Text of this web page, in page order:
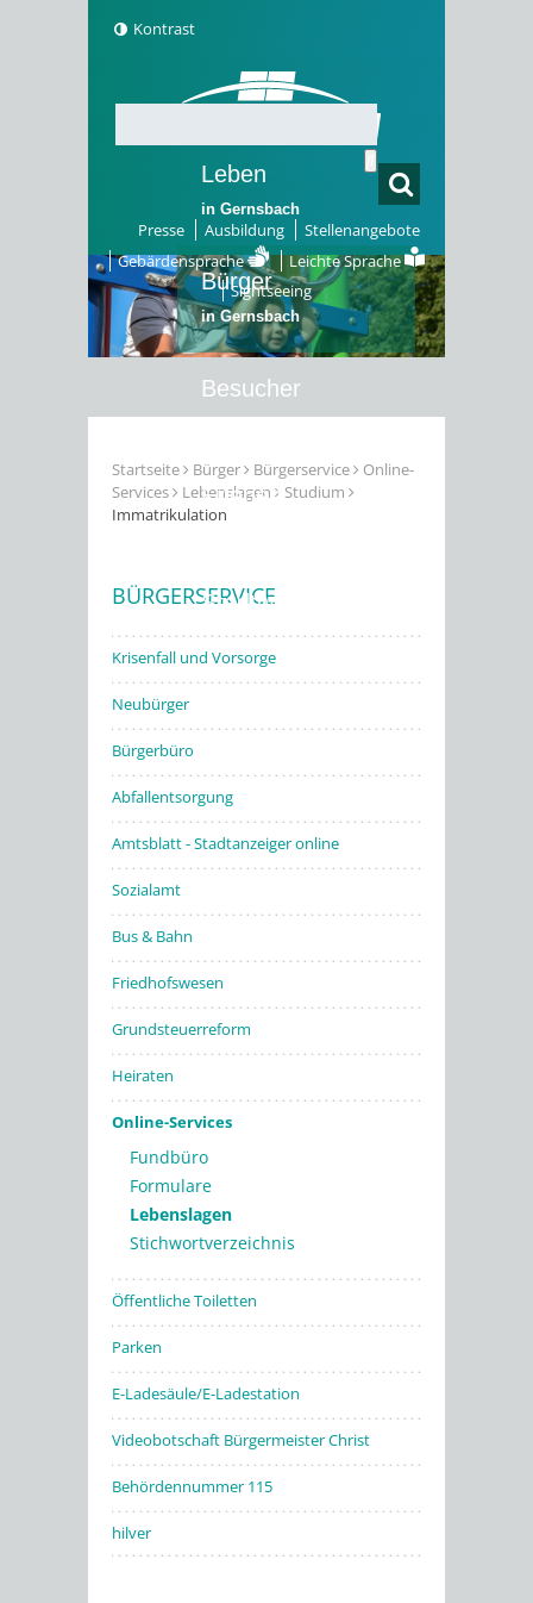
Kontrast
Presse Ausbildung
Stellenangebote
Gebärdensprache
Leichte Sprache
Sightseeing
Leben
in Gernsbach
Bürger
in Gernsbach
Besucher
Erleben
Stadtwerke
Startseite Bürger Bürgerservice
Online-
Services
Lebenslagen
Studium
Immatrikulation
BÜRGERSERVICE
Krisenfall und Vorsorge
Neubürger
Bürgerbüro
Abfallentsorgung
Amtsblatt - Stadtanzeiger online
Sozialamt
Bus & Bahn
Friedhofswesen
Grundsteuerreform
Heiraten
Online-Services
Fundbüro
Formulare
Lebenslagen
Stichwortverzeichnis
Öffentliche Toiletten
Parken
E-Ladesäule/E-Ladestation
Videobotschaft Bürgermeister Christ
Behördennummer 115
hilver